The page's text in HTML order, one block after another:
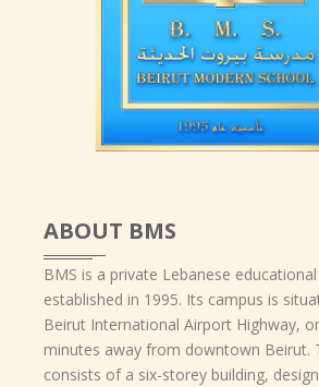
ABOUT BMS
BMS is a private Lebanese
established in 1995. Its campus is
Beirut International Airport Highway,
minutes away from downtown Beirut.
consists of a six-storey building,